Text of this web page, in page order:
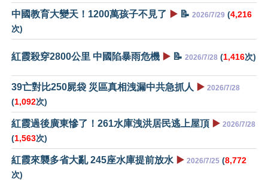
中國教育大變天！1200萬孩子不見了 ▶️ 📝 2026/7/29 (4,216
次)
紅霞殺穿2800公里 中國陷暴雨危機 ▶️ 📝 2026/7/28 (1,416次)
39亡對比250屍袋 災區真相洩漏中共急抓人 ▶️ 2026/7/28
(1,092次)
紅霞過後廣東慘了！261水庫洩洪居民逃上屋頂 ▶️ 2026/7/28
(1,563次)
紅霞來襲多省大亂 245座水庫提前放水 ▶️ 2026/7/25 (8,772
次)